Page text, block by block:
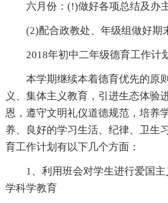
六月份：(!)做好各项总结及办
(2)配合政教处、年级组做好期
2018年初中二年级德育工作计
本学期继续本着德育优先的原
义、集体主义教育，引进生态体验
恩，遵守文明礼仪道德规范，培养
养、良好的学习生活、纪律、卫生
育工作计划有以下几个方面：
1、利用班会对学生进行爱国主
学科学教育